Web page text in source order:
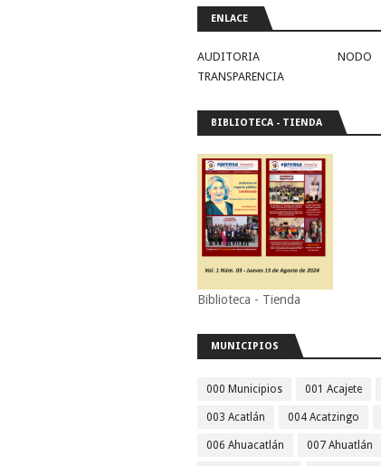
ENLACE
AUDITORIA
NODO
TRANSPARENCIA
BIBLIOTECA - TIENDA
Biblioteca - Tienda
MUNICIPIOS
000 Municipios 001 Acajete
003 Acatlán 004 Acatzingo
006 Ahuacatlán 007 Ahuatlán